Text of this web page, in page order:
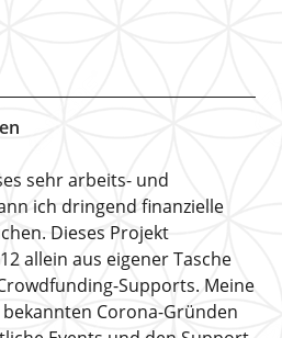
sehr arbeits- und
ich dringend finanzielle
Dieses Projekt
allein aus eigener Tasche
Supports. Meine
Corona-Gründen